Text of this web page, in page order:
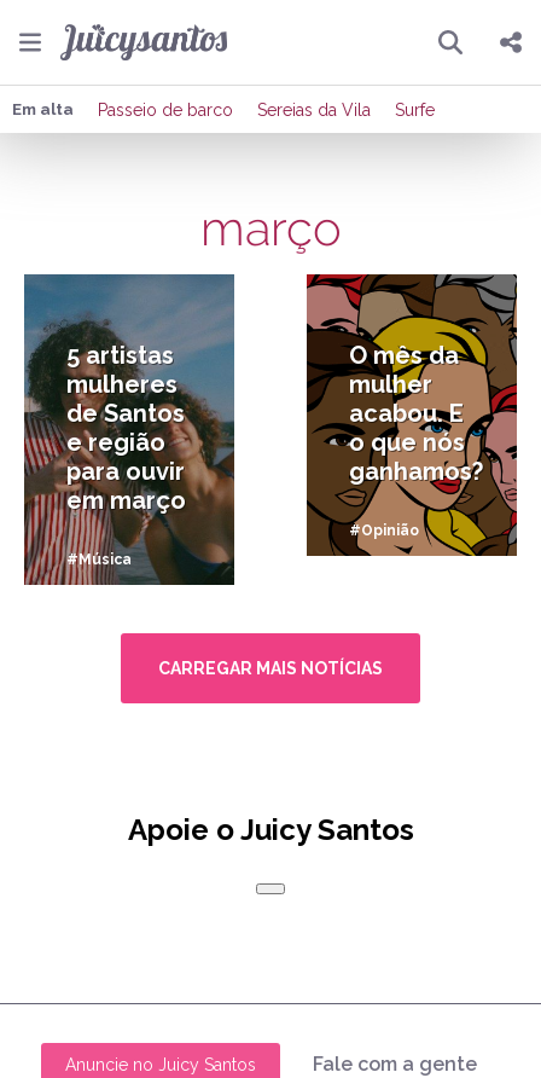
Pesquisar
Compartilhar
Publicar no Facebook
Publicar no X
Em alta Passeio de barco Sereias da Vila Surfe
março
5 artistas
mulheres
de Santos
e região
para ouvir
em março
#Música
O mês da
mulher
acabou. E
o que nós
ganhamos?
#Opinião
CARREGAR MAIS NOTÍCIAS
Apoie o Juicy Santos
Anuncie no Juicy Santos Fale com a gente